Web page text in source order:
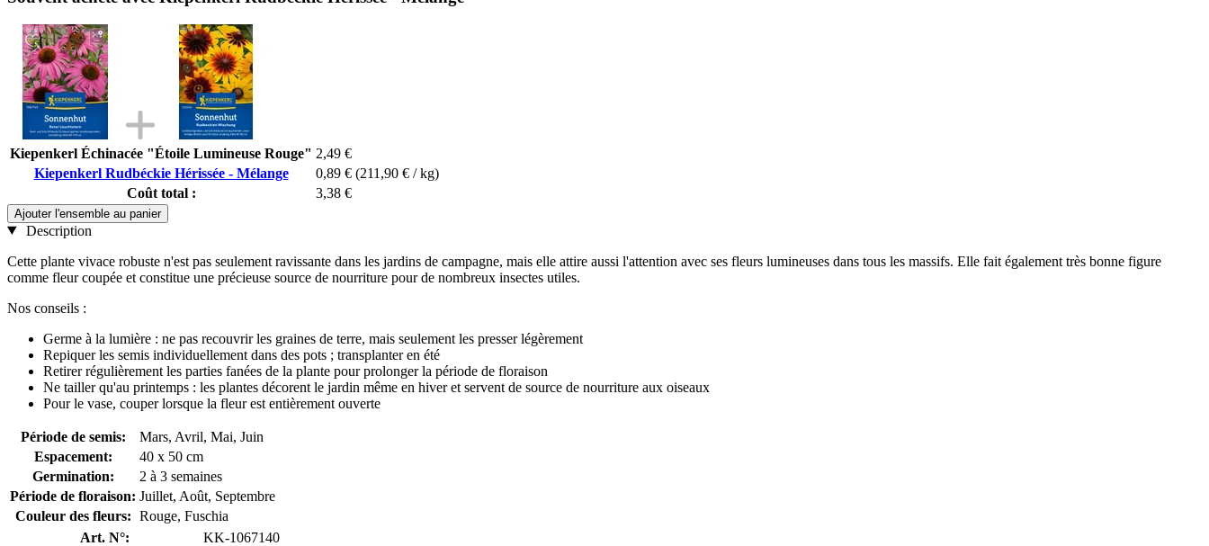
Kiepenkerl Échinacée "Étoile Lumineuse Rouge" 2,49 €
Kiepenkerl Rudbéckie Hérissée - Mélange
0,89 € (211,90 € / kg)
Coût total :
3,38 €
Ajouter l'ensemble au panier
Description
Cette plante vivace robuste n'est pas seulement ravissante dans les jardins de campagne, mais elle attire aussi l'attention avec ses fleurs lumineuses dans tous les massifs. Elle fait également très bonne figure
comme fleur coupée et constitue une précieuse source de nourriture pour de nombreux insectes utiles.
Nos conseils :
Germe à la lumière : ne pas recouvrir les graines de terre, mais seulement les presser légèrement
Repiquer les semis individuellement dans des pots ; transplanter en été
Retirer régulièrement les parties fanées de la plante pour prolonger la période de floraison
Ne tailler qu'au printemps : les plantes décorent le jardin même en hiver et servent de source de nourriture aux oiseaux
Pour le vase, couper lorsque la fleur est entièrement ouverte
Période de semis:
Mars, Avril, Mai, Juin
Espacement:
40 x 50 cm
Germination:
2 à 3 semaines
Période de floraison: Juillet, Août, Septembre
Couleur des fleurs: Rouge, Fuschia
Art. N°:
KK-1067140